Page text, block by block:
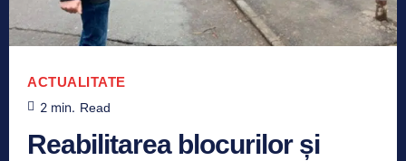
ACTUALITATE
2 min. Read
Reabilitarea blocurilor și